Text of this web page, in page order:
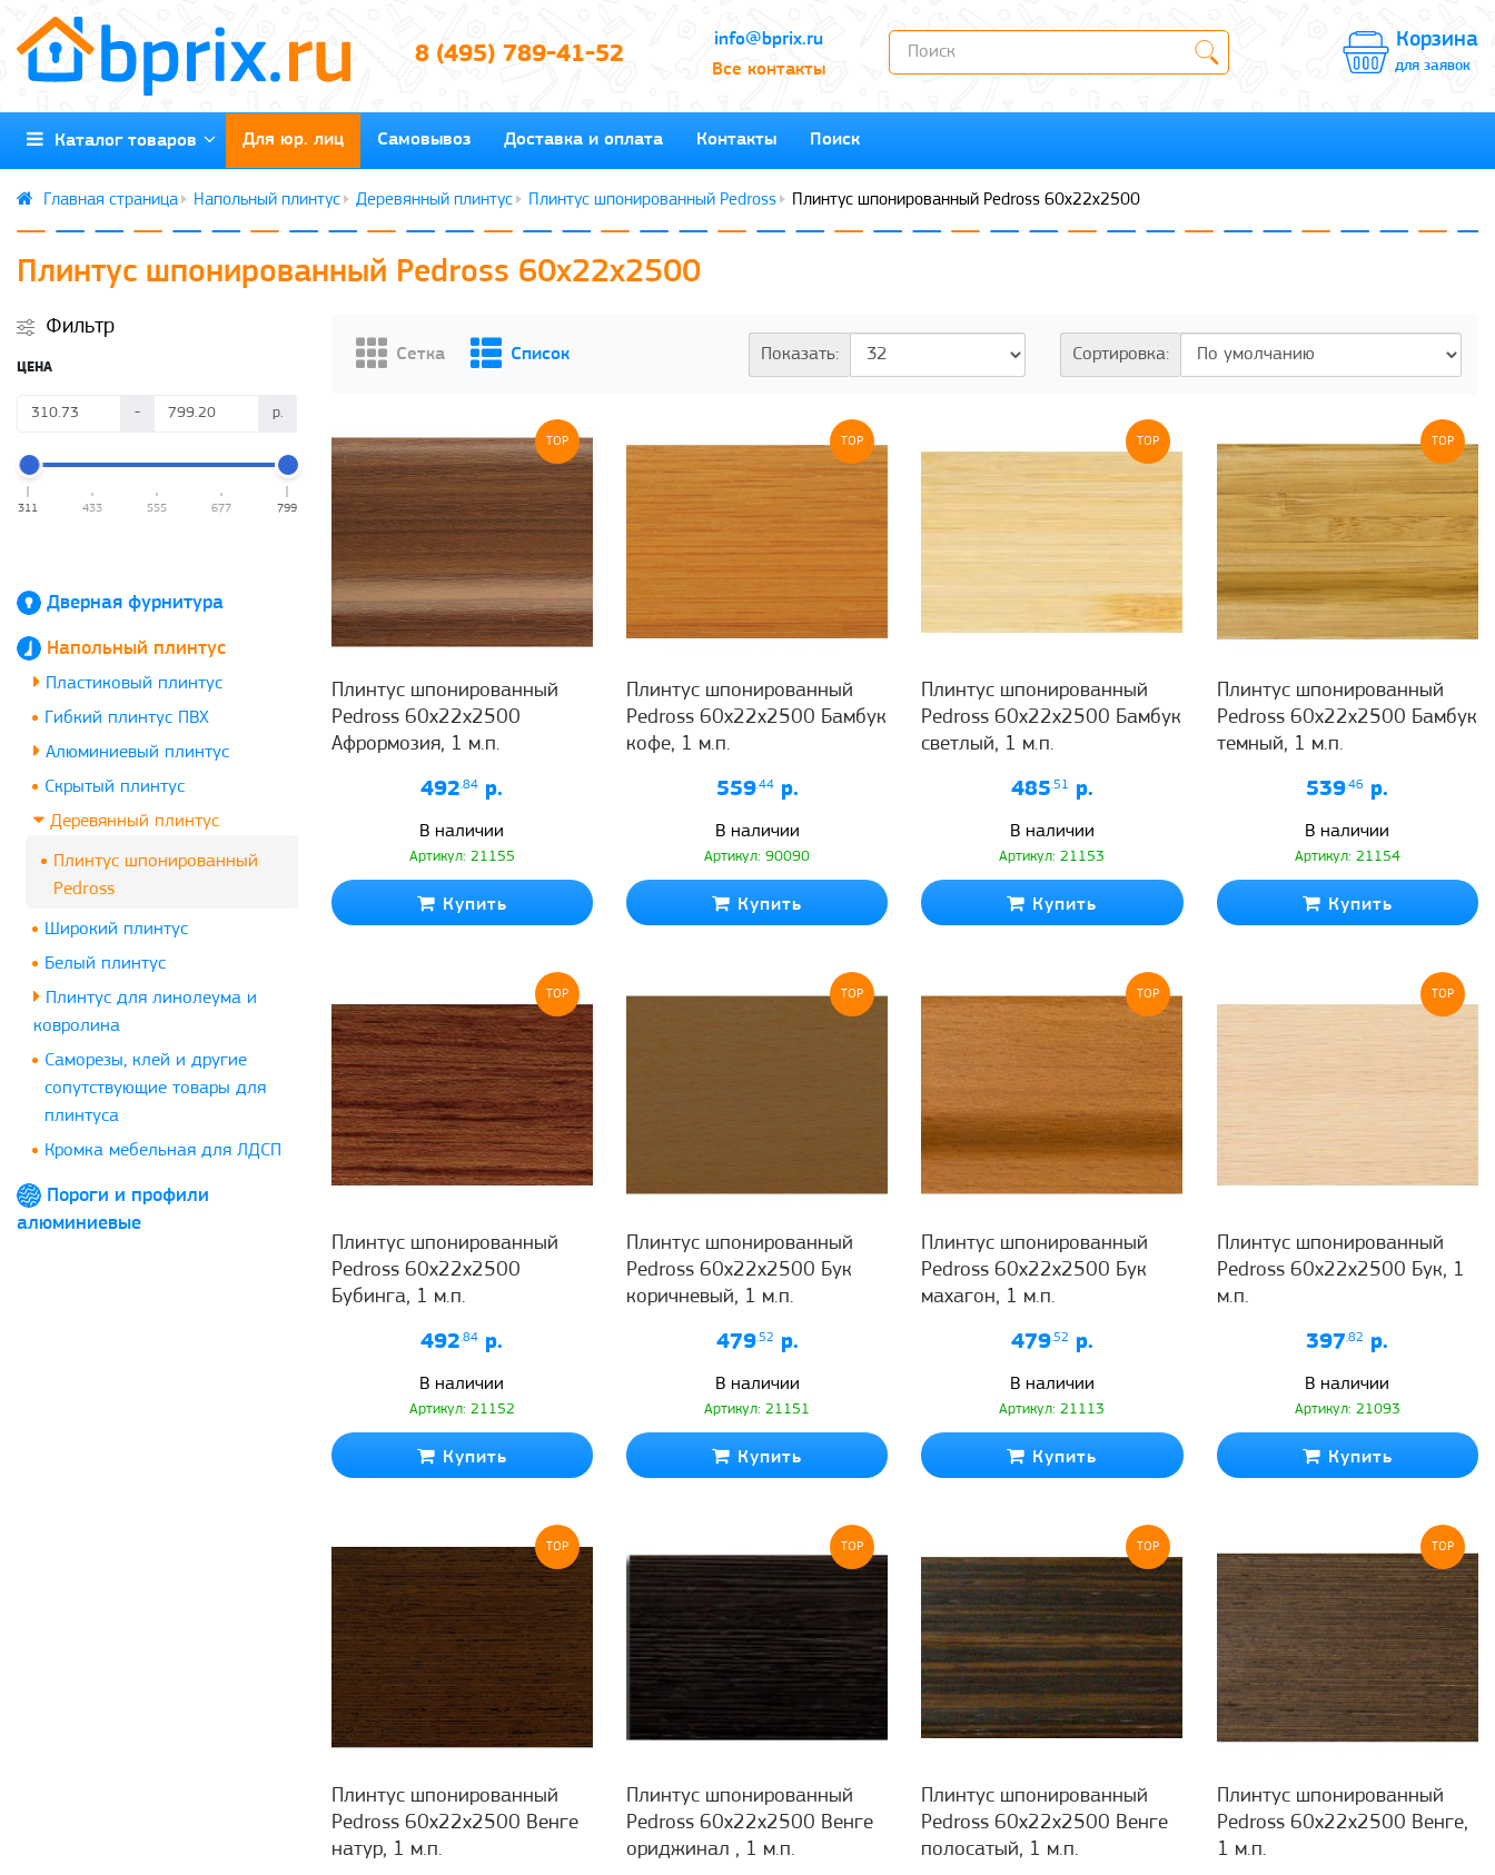
8 (495) 789-41-52
info@bprix.ru
Все контакты
Корзина
для заявок
Каталог товаров Для юр. лиц Самовывоз Доставка и оплата Контакты Поиск
Напольный плинтус Деревянный плинтус Плинтус шпонированный Pedross Плинтус шпонированный Pedross 60x22x2500
Плинтус шпонированный Pedross 60x22x2500
Фильтр
ЦЕНА
- р.
311 433 555 677 799
Дверная фурнитура
Напольный плинтус
Пластиковый плинтус
Гибкий плинтус ПВХ
Алюминиевый плинтус
Скрытый плинтус
Деревянный плинтус
Плинтус шпонированный
Pedross
Широкий плинтус
Белый плинтус
Плинтус для линолеума и
ковролина
Саморезы, клей и другие
сопутствующие товары для
плинтуса
Кромка мебельная для ЛДСП
Пороги и профили
алюминиевые
Сортировка:
Показать:
TOP
Плинтус шпонированный
Pedross 60x22x2500
Афрормозия, 1 м.п.
492.84 р.
В наличии
Артикул: 21155
Купить
TOP
Плинтус шпонированный
Pedross 60x22x2500 Бамбук
кофе, 1 м.п.
559.44р.
В наличии
Артикул: 90090
Купить
TOP
Плинтус шпонированный
Pedross 60x22x2500 Бамбук
светлый, 1 м.п.
485.51 р.
В наличии
Артикул: 21153
Купить
TOP
Плинтус шпонированный
Pedross 60x22x2500 Бамбук
темный, 1 м.п.
539.46 р.
В наличии
Артикул: 21154
Купить
TOP
Плинтус шпонированный
Pedross 60x22x2500
Бубинга, 1 м.п.
492.84 р.
В наличии
Артикул: 21152
Купить
TOP
Плинтус шпонированный
Pedross 60x22x2500 Бук
коричневый, 1 м.п.
479.52 р.
В наличии
Артикул: 21151
Купить
TOP
Плинтус шпонированный
Pedross 60x22x2500 Бук
махагон, 1 м.п.
479.52 р.
В наличии
Артикул: 21113
Купить
TOP
Плинтус шпонированный
Pedross 60x22x2500 Бук, 1
м.п.
397.82 р.
В наличии
Артикул: 21093
Купить
TOP
Плинтус шпонированный
Pedross 60x22x2500 Венге
натур, 1 м.п.
TOP
Плинтус шпонированный
Pedross 60x22x2500 Венге
ориджинал , 1 м.п.
TOP
Плинтус шпонированный
Pedross 60x22x2500 Венге
полосатый, 1 м.п.
TOP
Плинтус шпонированный
Pedross 60x22x2500 Венге,
1 м.п.